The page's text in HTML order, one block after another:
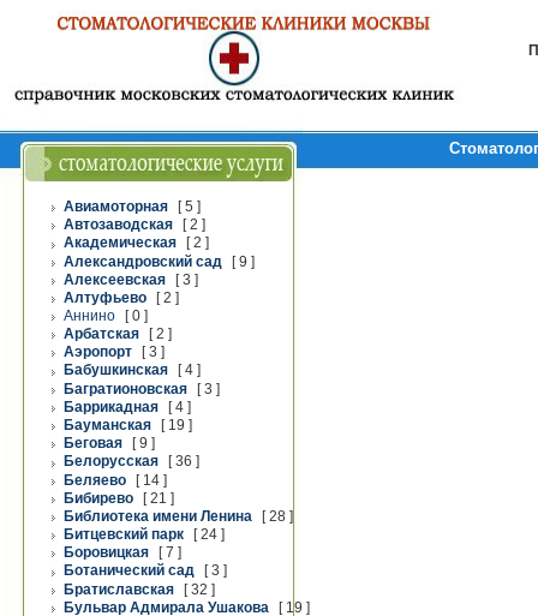
Авиамоторная
[ 5 ]
Автозаводская
[ 2 ]
Академическая
[ 2 ]
Александровский сад
[ 9 ]
Алексеевская
[ 3 ]
Алтуфьево
[ 2 ]
Аннино
[ 0 ]
Арбатская
[ 2 ]
Аэропорт
[ 3 ]
Бабушкинская
[ 4 ]
Багратионовская
[ 3 ]
Баррикадная
[ 4 ]
Бауманская
[ 19 ]
Беговая
[ 9 ]
Белорусская
[ 36 ]
Беляево
[ 14 ]
Бибирево
[ 21 ]
Библиотека имени Ленина
[ 28 ]
Битцевский парк
[ 24 ]
Боровицкая
[ 7 ]
Ботанический сад
[ 3 ]
Братиславская
[ 32 ]
Бульвар Адмирала Ушакова
[ 19 ]